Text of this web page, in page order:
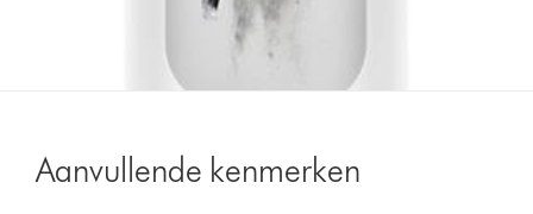
Aanvullende kenmerken